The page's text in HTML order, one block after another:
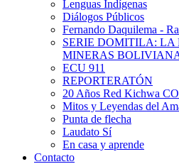
Lenguas Indígenas
Diálogos Públicos
Fernando Daquilema -
SERIE DOMITILA: LA
MINERAS
ECU 911
REPORTERATÓN
20 Años Red Kichwa
Mitos y Leyendas del
Punta de flecha
Laudato Sí
En casa y aprende
Contacto